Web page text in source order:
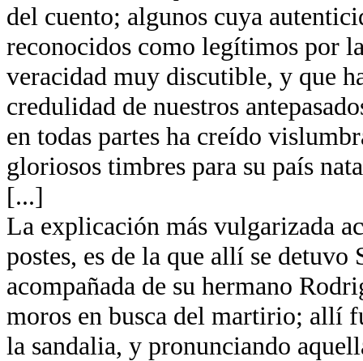
del cuento; algunos cuya
reconocidos como legítimos por
veracidad muy discutible, y que
credulidad de nuestros
en todas partes ha creído
gloriosos timbres para su país
[...]
La explicación más vulgarizada
postes, es de la que allí se detuvo
acompañada de su hermano
moros en busca del martirio; allí
la sandalia, y pronunciando